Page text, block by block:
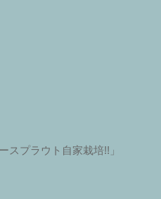
スプラウト自家栽培!!」